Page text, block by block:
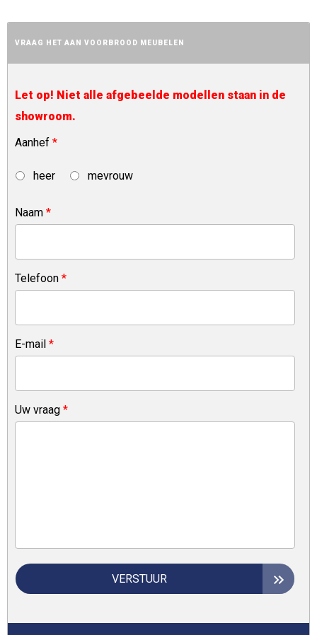
VRAAG HET AAN VOORBROOD MEUBELEN
Let op! Niet alle afgebeelde modellen staan in de
showroom.
Aanhef *
heer mevrouw
Naam *
Telefoon *
E-mail *
Uw vraag *
VERSTUUR